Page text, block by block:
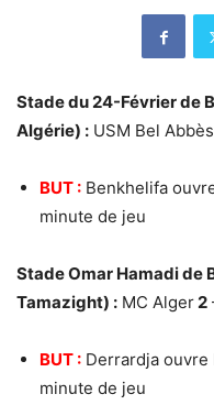
Stade du 24-Février de
Algérie) : USM Bel Abbès
BUT : Benkhelifa
minute de jeu
Stade Omar Hamadi de
Tamazight) : MC Alger2
BUT : Derrardja ouvre
minute de jeu